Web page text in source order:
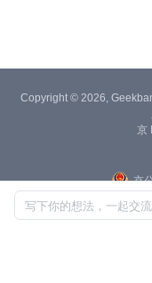
写下你的想法，一起交流
Copyright © 2026,
京
京